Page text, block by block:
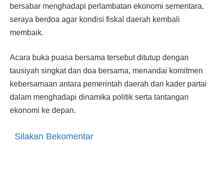
bersabar menghadapi perlambatan ekonomi sementara,
seraya berdoa agar kondisi fiskal daerah kembali
membaik.
Acara buka puasa bersama tersebut ditutup dengan
tausiyah singkat dan doa bersama, menandai komitmen
kebersamaan antara pemerintah daerah dan kader partai
dalam menghadapi dinamika politik serta tantangan
ekonomi ke depan.
Silakan Bekomentar